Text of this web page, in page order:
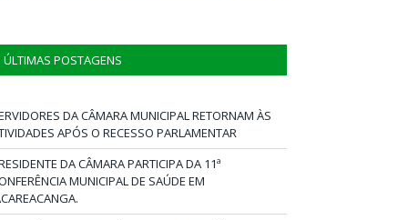
ÚLTIMAS POSTAGENS
DA CÂMARA MUNICIPAL RETORNAM ÀS
APÓS O RECESSO PARLAMENTAR
DA CÂMARA PARTICIPA DA 11ª
MUNICIPAL DE SAÚDE EM